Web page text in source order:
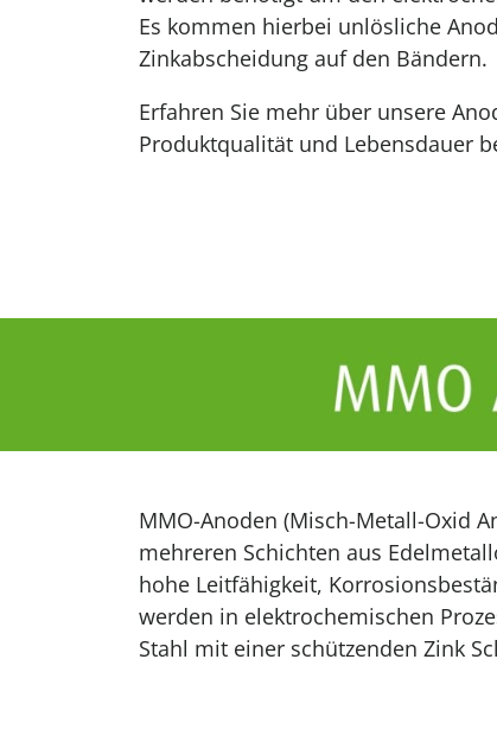
Es kommen hierbei unlösliche
Zinkabscheidung auf den Bändern.
Erfahren Sie mehr über unsere
Produktqualität und Lebensdauer
MMO-Anoden (Misch-Metall-Oxid
mehreren Schichten aus
hohe Leitfähigkeit,
werden in elektrochemischen
Stahl mit einer schützenden Zink